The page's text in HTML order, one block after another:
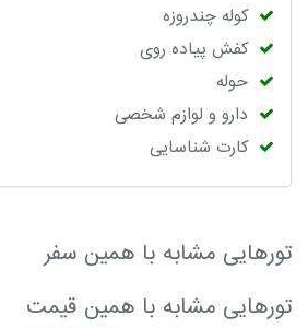
کوله چندروزه
کفش پیاده روی
حوله
دارو و لوازم شخصی
کارت شناسایی
تورهایی مشابه با همین سفر
تورهایی مشابه با همین قیمت